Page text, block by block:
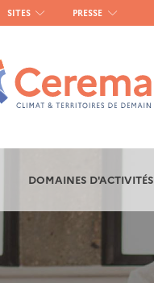
SITES PRESSE
DOMAINES D'ACTIVITÉS